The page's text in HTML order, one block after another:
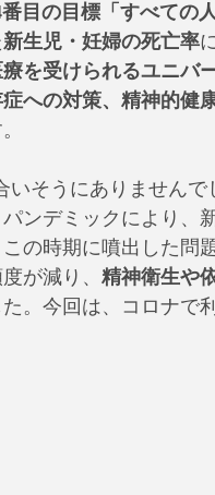
番目の目標「すべての
新生児・妊婦の死亡率
を受けられるユニバ
への対策、精神的健
いそうにありませんで
ンデミックにより、
の時期に噴出した問
が減り、 精神衛生や
。今回は、コロナで